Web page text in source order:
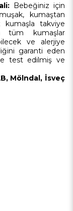
Bebeğiniz için
kumaştan
kumaşla takviye
tüm kumaşlar
ve alerjiye
garanti eden
test edilmiş ve
Mölndal, İsveç